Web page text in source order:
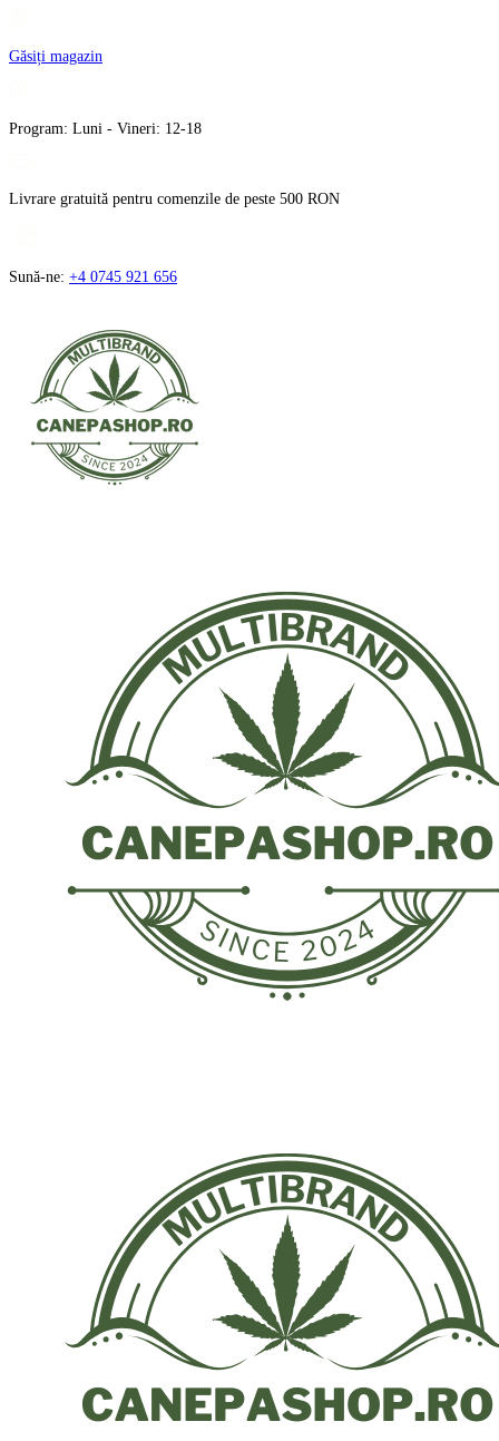
conținut
Găsiți magazin
Program: Luni - Vineri: 12-18
Livrare gratuită pentru comenzile de peste 500 RON
Sună-ne: +4 0745 921 656